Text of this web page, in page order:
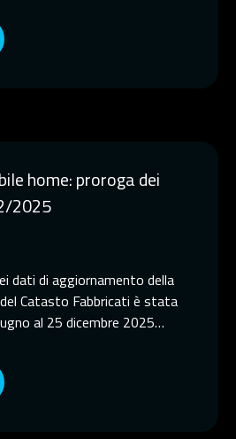
home: proroga dei
2025
dati di aggiornamento della
Catasto Fabbricati è stata
al 25 dicembre 2025…